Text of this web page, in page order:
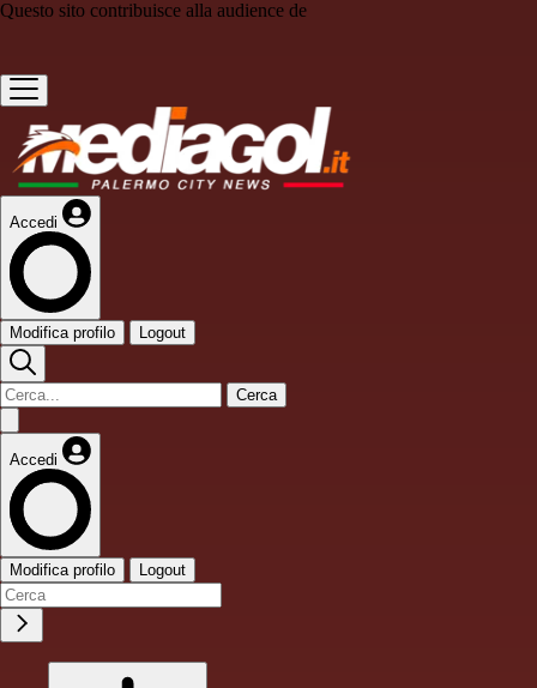
Questo sito contribuisce alla audience de
Accedi
Modifica profilo Logout
Cerca
Accedi
Modifica profilo Logout